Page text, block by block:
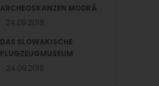
ARCHEOSKANZEN MODRÁ
24.09.2018
DAS SLOWAKISCHE
FLUGZEUGMUSEUM
24.09.2018